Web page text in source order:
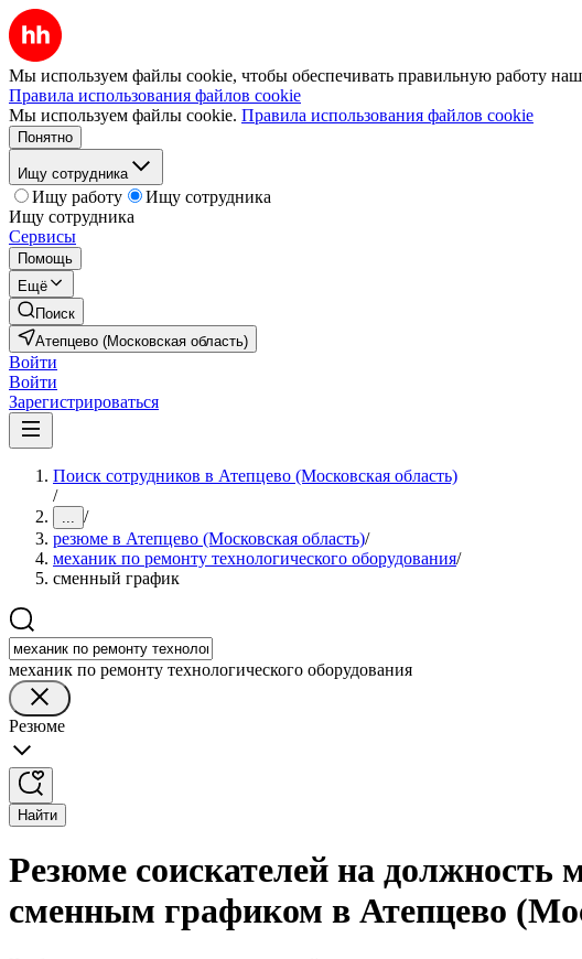
Мы используем файлы cookie, чтобы обеспечивать правильную работу
Правила использования файлов cookie
Мы используем файлы cookie. Правила использования файлов cookie
Понятно
Ищу сотрудника
Ищу работу
Ищу сотрудника
Ищу сотрудника
Сервисы
Помощь
Ещё
Поиск
Атепцево (Московская область)
Войти
Войти
Зарегистрироваться
Поиск сотрудников в Атепцево (Московская область)
/
... /
резюме в Атепцево (Московская область)/
механик по ремонту технологического оборудования/
сменный график
механик по ремонту технологического оборудования
Резюме
Найти
Резюме соискателей на должность
сменным графиком в Атепцево